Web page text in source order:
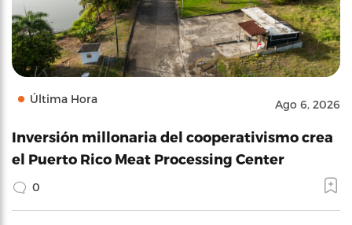
Última Hora Ago 6, 2026
Inversión millonaria del cooperativismo crea
el Puerto Rico Meat Processing Center
0